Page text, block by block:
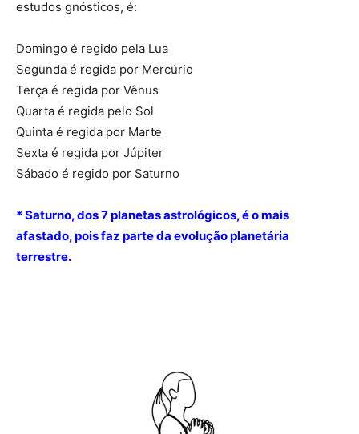
estudos gnósticos, é:
Domingo é regido pela Lua
Segunda é regida por Mercúrio
Terça é regida por Vênus
Quarta é regida pelo Sol
Quinta é regida por Marte
Sexta é regida por Júpiter
Sábado é regido por Saturno
* Saturno, dos 7 planetas astrológicos, é o mais
afastado, pois faz parte da evolução planetária
terrestre.